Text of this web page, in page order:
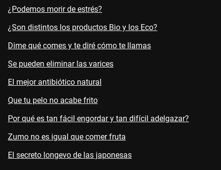
¿Podemos morir de estrés?
¿Son distintos los productos Bio y los Eco?
Dime qué comes y te diré cómo te llamas
Se pueden eliminar las varices
El mejor antibiótico natural
Que tu pelo no acabe frito
Por qué es tan fácil engordar y tan difícil adelgazar?
Zumo no es igual que comer fruta
El secreto longevo de las japonesas